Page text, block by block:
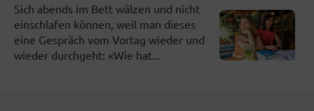
Sich abends im Bett wälzen und nicht
einschlafen können, weil man dieses
eine Gespräch vom Vortag wieder und
wieder durchgeht: «Wie hat...